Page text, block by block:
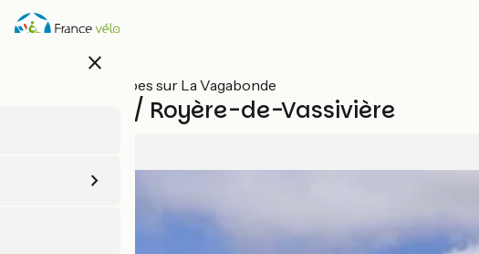
Aller
au
close
Toutes les étapes sur La Vagabonde
Aubusson / Royère-de-Vassivière